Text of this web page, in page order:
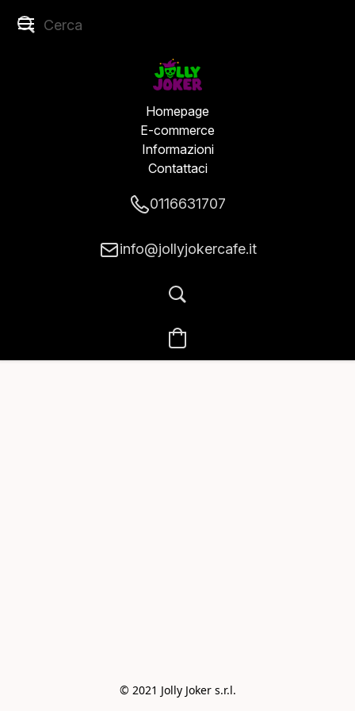
Homepage
E-commerce
Informazioni
Contattaci
0116631707
info@jollyjokercafe.it
© 2021 Jolly Joker s.r.l.